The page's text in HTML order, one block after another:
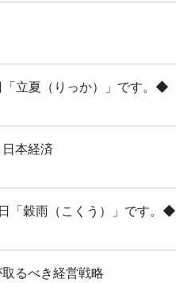
立夏（りっか）」です。◆
本経済
「穀雨（こくう）」です。◆
るべき経営戦略